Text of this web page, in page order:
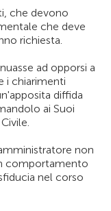
che devono
che deve
richiesta.
ad opporsi a
i chiarimenti
diffida
ai Suoi
non
comportamento
nel corso